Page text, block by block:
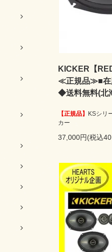
KICKER【
≪正規品≫■在
◆送料無料(北
【正規品】
KSシリ
カー
37,000円(税込